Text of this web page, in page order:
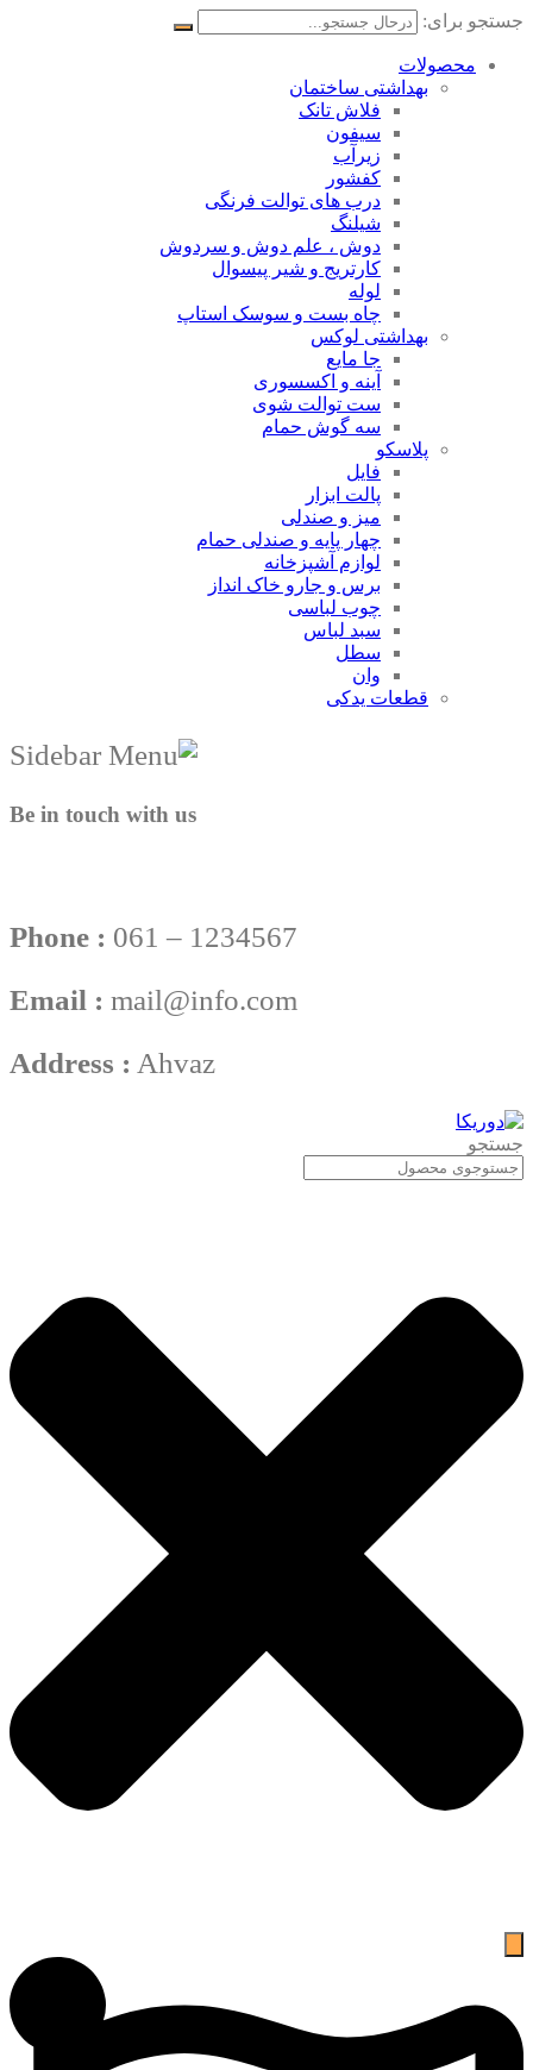
جستجو برای:
محصولات
بهداشتی ساختمان
فلاش تانک
سیفون
زیرآب
کفشور
درب های توالت فرنگی
شیلنگ
دوش ، علم دوش و سردوش
کارتریج و شیر پیسوال
لوله
چاه بست و سوسک استاپ
بهداشتی لوکس
جا مایع
آینه و اکسسوری
ست توالت شوی
سه گوش حمام
پلاسکو
فایل
پالت ابزار
میز و صندلی
چهار پایه و صندلی حمام
لوازم آشپزخانه
برس و جارو خاک انداز
چوب لباسی
سبد لباس
سطل
وان
قطعات یدکی
Be in touch with us
Phone : 061 – 1234567
Email : mail@info.com
Address : Ahvaz
جستجو